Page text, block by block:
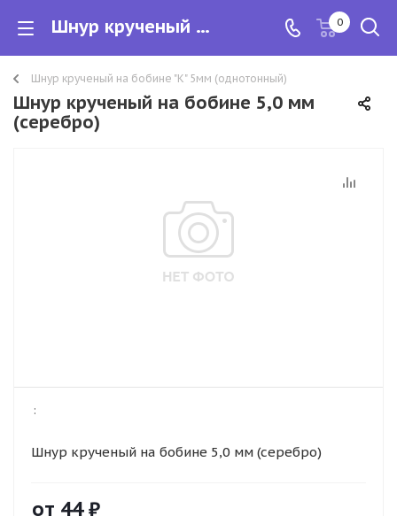
Шнур крученый на бобине 5,0 мм (серебро) 0
Шнур крученый на бобине "К" 5мм (однотонный)
Шнур крученый на бобине 5,0 мм
(серебро)
:
Шнур крученый на бобине 5,0 мм (серебро)
от 44 ₽